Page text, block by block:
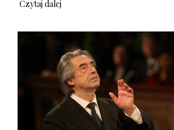
Czytaj dalej